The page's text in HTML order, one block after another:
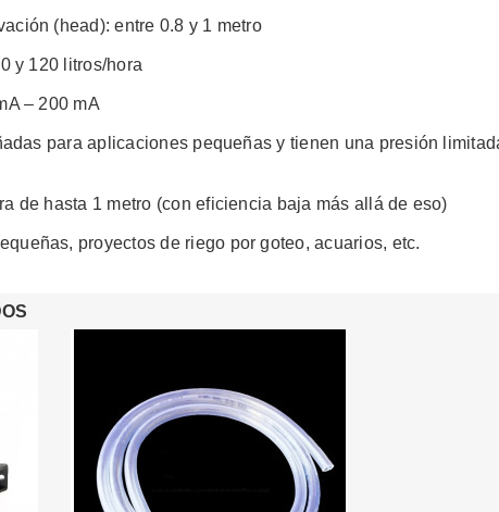
(head): entre 0.8 y 1 metro
y 120 litros/hora
– 200 mA
para aplicaciones pequeñas y tienen una presión
de hasta 1 metro (con eficiencia baja más allá de eso)
proyectos de riego por goteo, acuarios, etc.